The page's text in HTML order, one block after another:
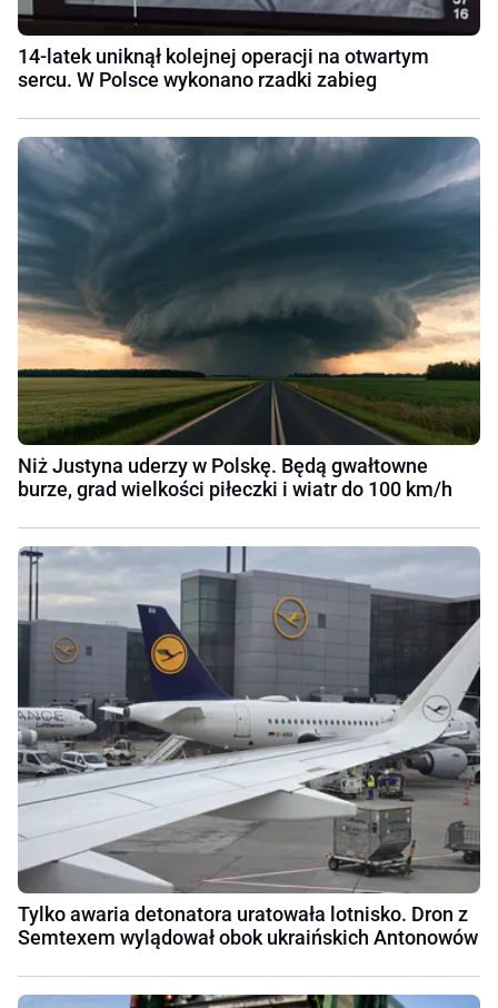
14-latek uniknął kolejnej operacji na otwartym
sercu. W Polsce wykonano rzadki zabieg
Niż Justyna uderzy w Polskę. Będą gwałtowne
burze, grad wielkości piłeczki i wiatr do 100 km/h
Tylko awaria detonatora uratowała lotnisko. Dron z
Semtexem wylądował obok ukraińskich Antonowów